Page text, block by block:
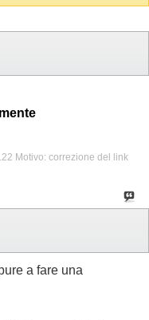
Motivo: correzione del link
a fare una